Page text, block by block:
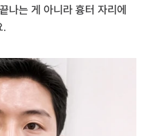
나는 게 아니라 흉터 자리에
.